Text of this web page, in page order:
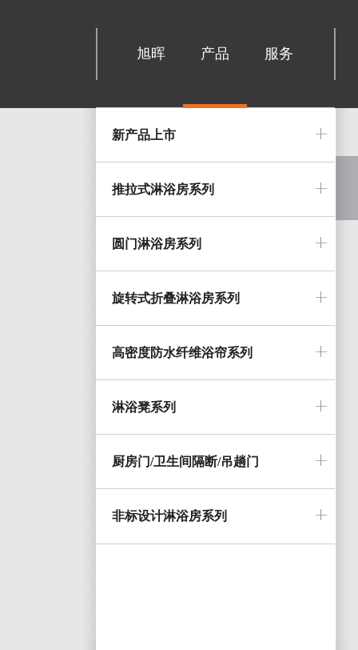
旭晖 产品 服务
新产品上市
推拉式淋浴房系列
圆门淋浴房系列
旋转式折叠淋浴房系列
高密度防水纤维浴帘系列
淋浴凳系列
厨房门/卫生间隔断/吊趟门
非标设计淋浴房系列